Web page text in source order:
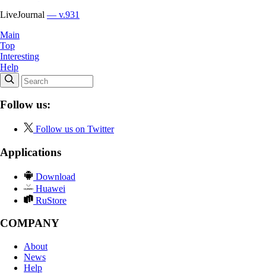
LiveJournal — v.931
Main
Top
Interesting
Help
Follow us:
Follow us on Twitter
Applications
Download
Huawei
RuStore
COMPANY
About
News
Help